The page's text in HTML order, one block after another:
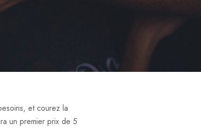
et courez la
un premier prix de 5